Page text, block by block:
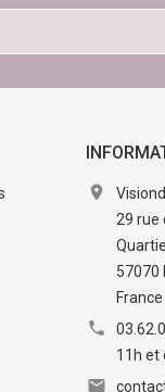

29 rue
57070
France

11h et
